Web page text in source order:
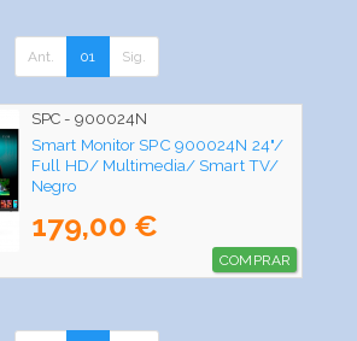
Ant. 01 Sig.
SPC - 900024N
Smart Monitor SPC 900024N 24"/
Full HD/ Multimedia/ Smart TV/
Negro
179,00 €
COMPRAR